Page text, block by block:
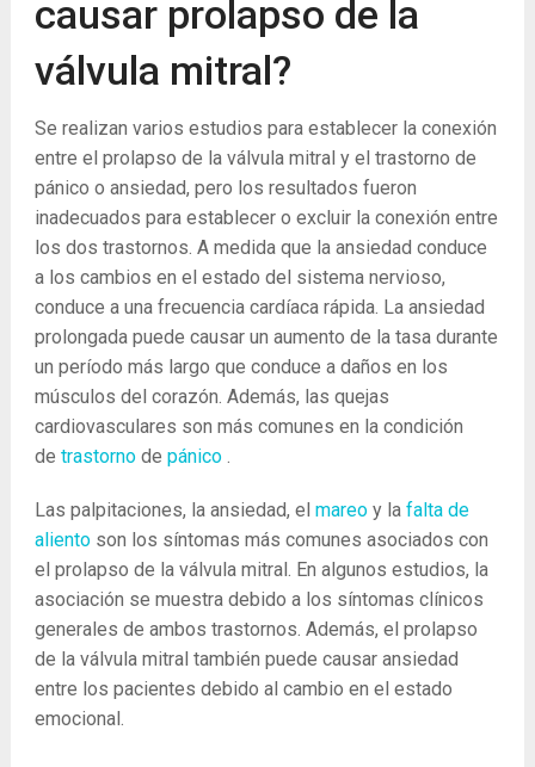
causar prolapso de la
válvula mitral?
Se realizan varios estudios para establecer la conexión
entre el prolapso de la válvula mitral y el trastorno de
pánico o ansiedad, pero los resultados fueron
inadecuados para establecer o excluir la conexión entre
los dos trastornos. A medida que la ansiedad conduce
a los cambios en el estado del sistema nervioso,
conduce a una frecuencia cardíaca rápida. La ansiedad
prolongada puede causar un aumento de la tasa durante
un período más largo que conduce a daños en los
músculos del corazón. Además, las quejas
cardiovasculares son más comunes en la condición
de trastornode pánico.
Las palpitaciones, la ansiedad, el mareoy la falta de
alientoson los síntomas más comunes asociados con
el prolapso de la válvula mitral. En algunos estudios, la
asociación se muestra debido a los síntomas clínicos
generales de ambos trastornos. Además, el prolapso
de la válvula mitral también puede causar ansiedad
entre los pacientes debido al cambio en el estado
emocional.